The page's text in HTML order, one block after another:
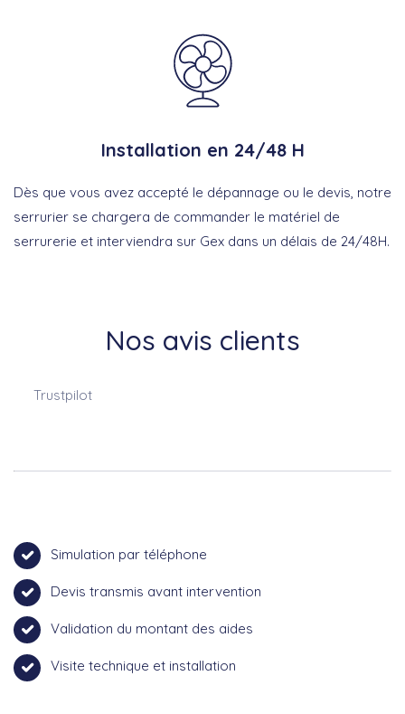
Installation en 24/48 H
Dès que vous avez accepté le dépannage ou le devis, notre
serrurier se chargera de commander le matériel de
serrurerie et interviendra sur Gex dans un délais de 24/48H.
Nos avis clients
Trustpilot
Simulation par téléphone
Devis transmis avant intervention
Validation du montant des aides
Visite technique et installation